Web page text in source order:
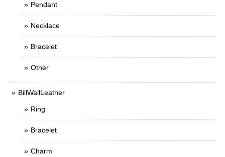
Pendant
Necklace
Bracelet
Other
BillWallLeather
Ring
Bracelet
Charm